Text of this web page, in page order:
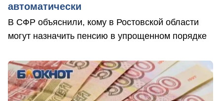
автоматически
В СФР объяснили, кому в Ростовской области
могут назначить пенсию в упрощенном порядке